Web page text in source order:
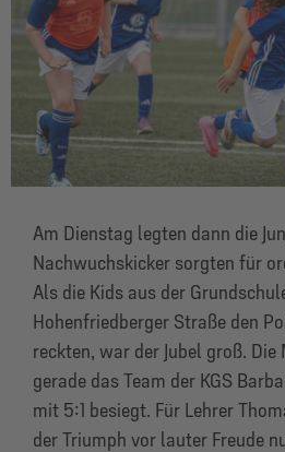
Am Dienstag legten dann die
Nachwuchskicker sorgten für
Als die Kids aus der
Hohenfriedberger Straße den
reckten, war der Jubel groß.
gerade das Team der KGS
mit 5:1 besiegt. Für Lehrer
der Triumph vor lauter Freude